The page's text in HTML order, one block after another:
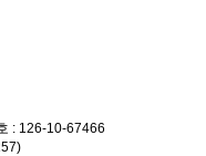
: 126-10-67466